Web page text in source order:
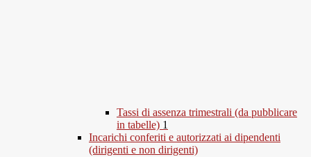
Tassi di assenza trimestrali (da pubblicare
in tabelle) 1
Incarichi conferiti e autorizzati ai dipendenti
(dirigenti e non dirigenti)